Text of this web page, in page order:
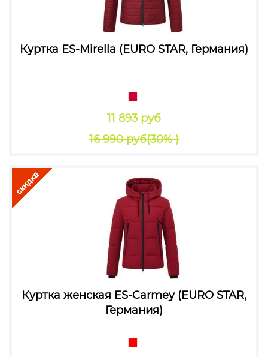
Куртка ES-Mirella (EURO STAR, Германия)
11 893 руб
16 990 руб(30% )
Куртка женская ES-Carmey (EURO STAR,
Германия)